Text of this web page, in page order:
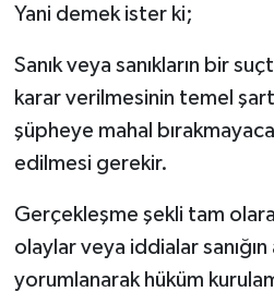
Yani demek ister ki;
Sanık veya sanıkların bir
karar verilmesinin temel
şüpheye mahal
edilmesi gerekir.
Gerçekleşme şekli tam
olaylar veya iddialar
yorumlanarak hüküm